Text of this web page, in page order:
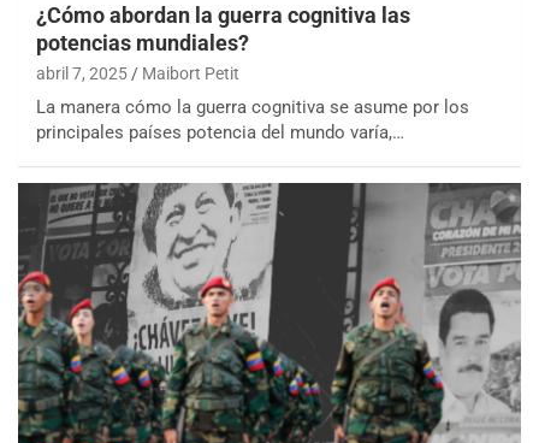
¿Cómo abordan la guerra cognitiva las
potencias mundiales?
abril 7, 2025 Maibort Petit
La manera cómo la guerra cognitiva se asume por los
principales países potencia del mundo varía,…